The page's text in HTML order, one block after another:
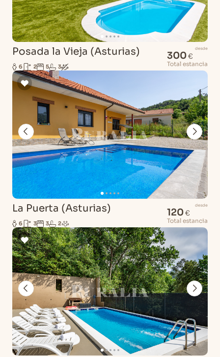
Posada la Vieja (Asturias)
6 2 5 3
desde
300€
Total estancia
La Puerta (Asturias)
6 3 3 2
desde
120€
Total estancia